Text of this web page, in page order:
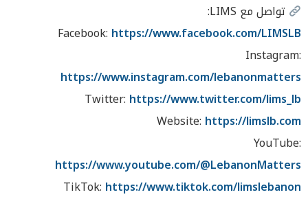
تواصل مع LIMS:
Facebook: https://www.facebook.com/LIMSLB
Instagram:
https://www.instagram.com/lebanonmatters
Twitter: https://www.twitter.com/lims_lb
Website: https://limslb.com
YouTube:
https://www.youtube.com/@LebanonMatters
TikTok: https://www.tiktok.com/limslebanon